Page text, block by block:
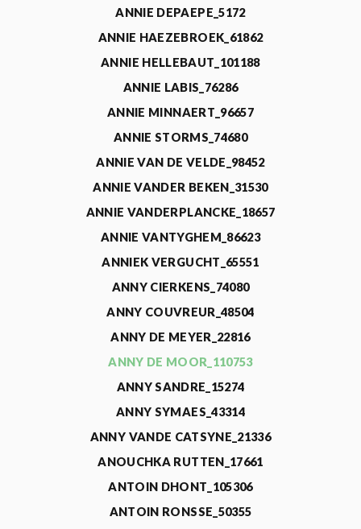
ANNIE DEPAEPE_5172
ANNIE HAEZEBROEK_61862
ANNIE HELLEBAUT_101188
ANNIE LABIS_76286
ANNIE MINNAERT_96657
ANNIE STORMS_74680
ANNIE VAN DE VELDE_98452
ANNIE VANDER BEKEN_31530
ANNIE VANDERPLANCKE_18657
ANNIE VANTYGHEM_86623
ANNIEK VERGUCHT_65551
ANNY CIERKENS_74080
ANNY COUVREUR_48504
ANNY DE MEYER_22816
ANNY DE MOOR_110753
ANNY SANDRE_15274
ANNY SYMAES_43314
ANNY VANDE CATSYNE_21336
ANOUCHKA RUTTEN_17661
ANTOIN DHONT_105306
ANTOIN RONSSE_50355